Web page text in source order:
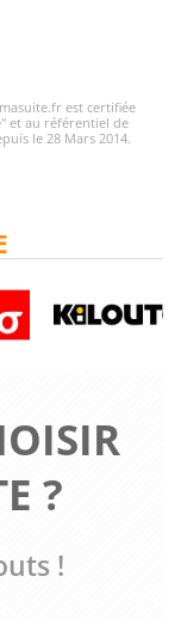
est certifiée
et au référentiel de
le 28 Mars 2014.
?
!